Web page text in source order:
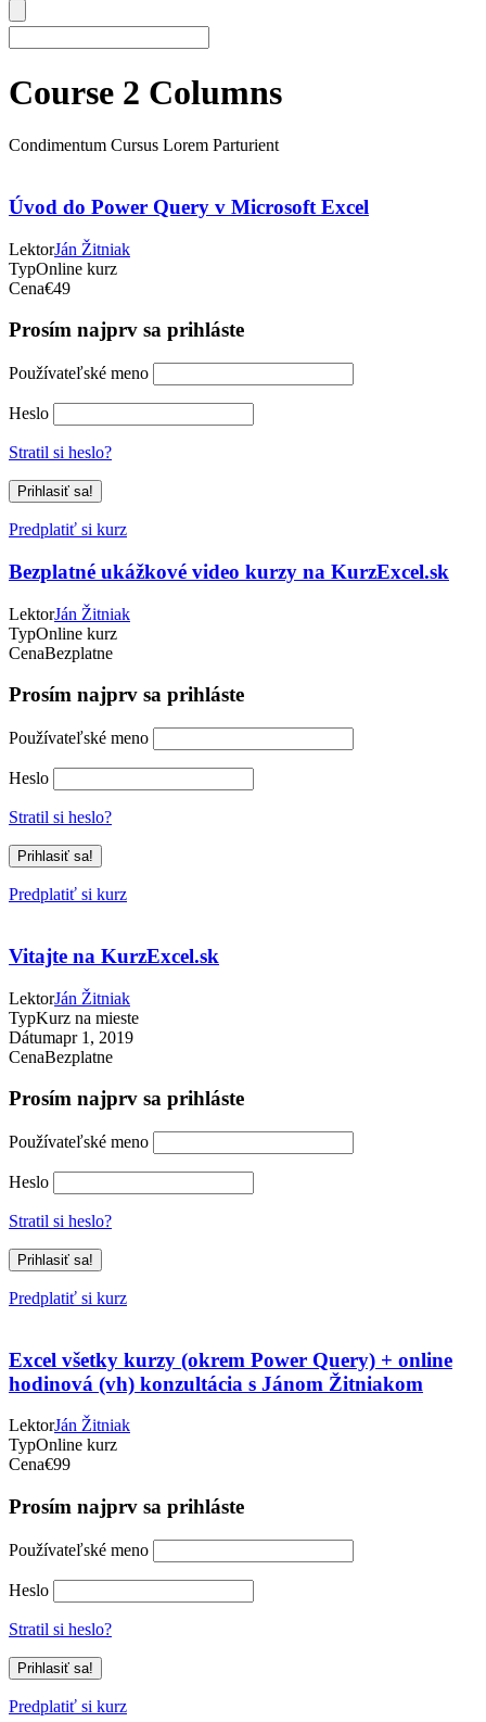
Course 2 Columns
Condimentum Cursus Lorem Parturient
Úvod do Power Query v Microsoft Excel
LektorJán Žitniak
TypOnline kurz
Cena€49
Prosím najprv sa prihláste
Používateľské meno
Heslo
Stratil si heslo?
Predplatiť si kurz
Bezplatné ukážkové video kurzy na KurzExcel.sk
LektorJán Žitniak
TypOnline kurz
CenaBezplatne
Prosím najprv sa prihláste
Používateľské meno
Heslo
Stratil si heslo?
Predplatiť si kurz
Vitajte na KurzExcel.sk
LektorJán Žitniak
TypKurz na mieste
Dátumapr 1, 2019
CenaBezplatne
Prosím najprv sa prihláste
Používateľské meno
Heslo
Stratil si heslo?
Predplatiť si kurz
Excel všetky kurzy (okrem Power Query) + online
hodinová (vh) konzultácia s Jánom Žitniakom
LektorJán Žitniak
TypOnline kurz
Cena€99
Prosím najprv sa prihláste
Používateľské meno
Heslo
Stratil si heslo?
Predplatiť si kurz